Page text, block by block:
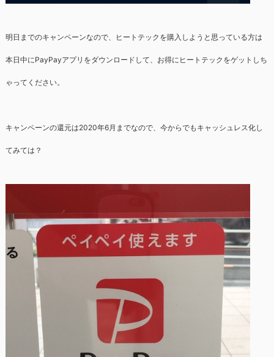
明日までのキャンペーンなので、ヒートテックを購入しようと思っている方は
本日中にPayPayアプリをダウンロードして、お得にヒートテックをゲットしち
ゃってください。
キャンペーンの還元は2020年6月までなので、今からでもキャッシュレス化し
てみては？